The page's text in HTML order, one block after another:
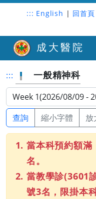
::: English | 回首頁
成大醫院
::: 一般精神科
查詢 縮小字體 放
當本科預約額滿
名。
當教學診(3601
號3名，限掛本